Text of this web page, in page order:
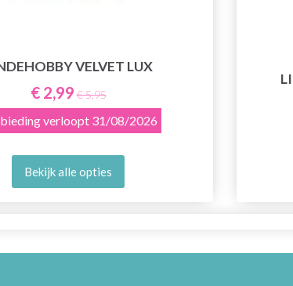
VELVET LUX
€ 2,99 € 5,95
verloopt 31/08/2026
Bekijk alle opties